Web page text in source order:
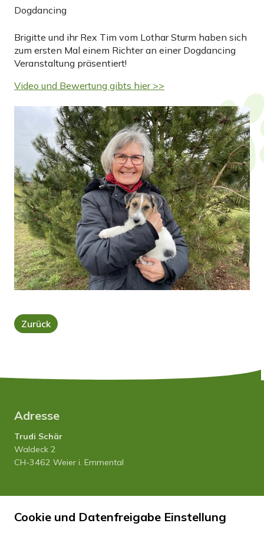
Dogdancing
Brigitte und ihr Rex Tim vom Lothar Sturm haben sich
zum ersten Mal einem Richter an einer Dogdancing
Veranstaltung präsentiert!
Video und Bewertung gibts hier >>
Zurück
Adresse
Trudi Schär
Waldeck 2
CH-3462 Weier i. Emmental
Natel 079 458 27 20
Cookie und Datenfreigabe Einstellung